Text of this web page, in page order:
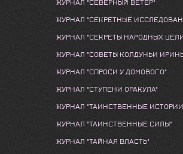
ЖУРНАЛ "СЕВЕРНЫЙ ВЕТЕР"
ЖУРНАЛ "СЕКРЕТНЫЕ
ЖУРНАЛ "СЕКРЕТЫ НАРОДНЫХ
ЖУРНАЛ "СОВЕТЫ КОЛДУНЬИ
ЖУРНАЛ "СПРОСИ У ДОМОВОГО"
ЖУРНАЛ "СТУПЕНИ ОРАКУЛА"
ЖУРНАЛ "ТАИНСТВЕННЫЕ
ЖУРНАЛ "ТАИНСТВЕННЫЕ СИЛЫ"
ЖУРНАЛ "ТАЙНАЯ ВЛАСТЬ"